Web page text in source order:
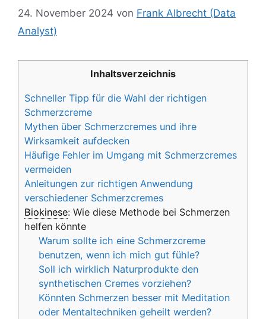
24. November 2024 von Frank Albrecht (Data
Analyst)
Inhaltsverzeichnis
Schneller Tipp für die Wahl der richtigen
Schmerzcreme
Mythen über Schmerzcremes und ihre
Wirksamkeit aufdecken
Häufige Fehler im Umgang mit Schmerzcremes
vermeiden
Anleitungen zur richtigen Anwendung
verschiedener Schmerzcremes
Biokinese: Wie diese Methode bei Schmerzen
helfen könnte
Warum sollte ich eine Schmerzcreme
benutzen, wenn ich mich gut fühle?
Soll ich wirklich Naturprodukte den
synthetischen Cremes vorziehen?
Könnten Schmerzen besser mit Meditation
oder Mentaltechniken geheilt werden?